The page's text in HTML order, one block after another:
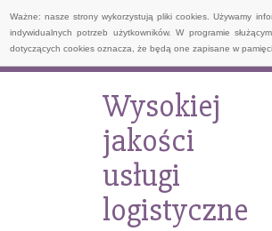
Ważne: nasze strony wykorzystują pliki cookies. Używamy
indywidualnych potrzeb użytkowników. W programie
dotyczących cookies oznacza, że będą one zapisane w
Wysokiej
jakości
usługi
logistyczne